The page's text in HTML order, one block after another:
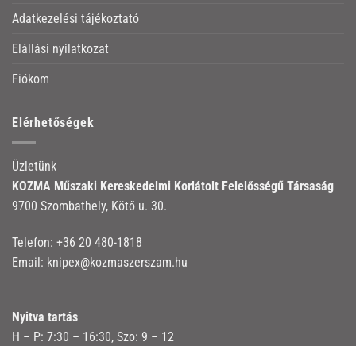
Adatkezelési tájékoztató
Elállási nyilatkozat
Fiókom
Elérhetőségek
Üzletünk
KOZMA Műszaki Kereskedelmi Korlátolt Felelősségű Társaság
9700 Szombathely, Kötő u. 30.
Telefon: +36 20 480-1818
Email: knipex@kozmaszerszam.hu
Nyitva tartás
H – P: 7:30 – 16:30, Szo: 9 – 12